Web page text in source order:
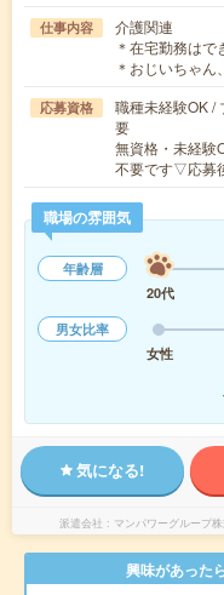
仕事内容
介護関連
＊在宅勤務は
＊おじいちゃ
応募資格
職種未経験OK /
要
無資格・未経
不要です▽応募
職場の雰囲気
年齢層
20代
男女比率
女性
気になる!
派遣会社 マンパワーグループ
興味があった